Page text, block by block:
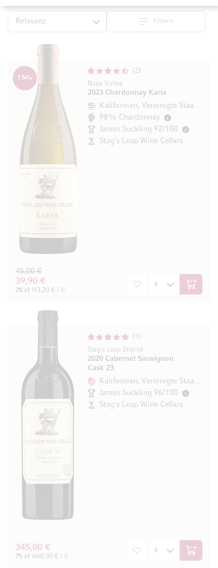
Filtern
SortierenTop
2
Napa Valley
2023 Chardonnay Karia
11%
Kalifornien, Vereinigte Staaten
98% Chardonnay
James Suckling 92/100
Stag's Leap Wine Cellars
39,90 €
45,00 €
75 cl (53,20 € / l) In den
1
Stag's Leap District
2020 Cabernet Sauvignon
Cask 23
Kalifornien, Vereinigte Staaten
James Suckling 96/100
Stag's Leap Wine Cellars
345,00 €
75 cl (460,00 € / l) In den